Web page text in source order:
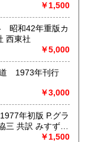
￥1,500
昭和42年重版カ
宮城敬著 出版社 西東社
￥5,000
1973年刊行
￥3,000
年初版 P.グラ
共訳 みすず書
性や不安定性を
￥1,500